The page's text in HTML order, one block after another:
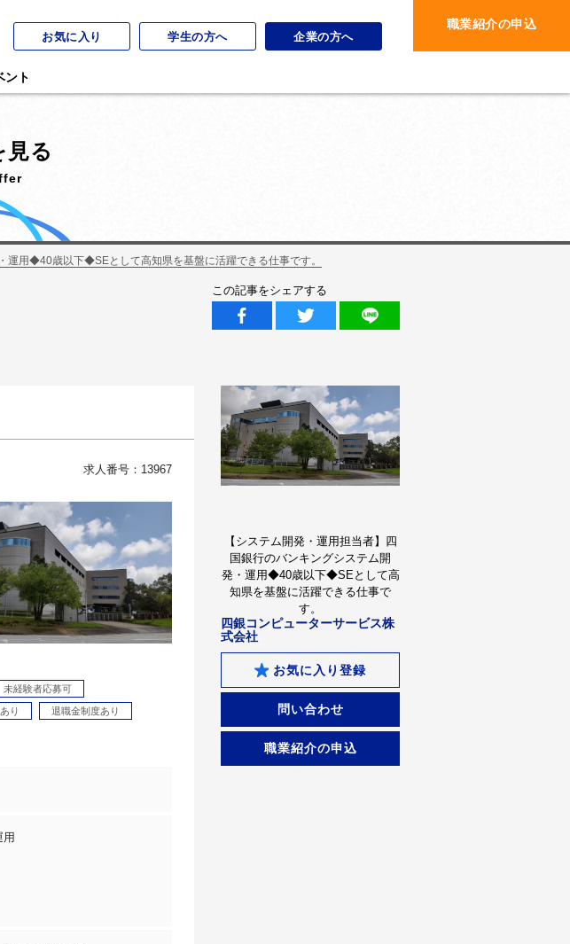
お気に入り 学生の方へ 企業の方へ
職業紹介の申込
ント
見る
運用◆40歳以下◆SEとして高知県を基盤に活躍できる仕事です。
この記事をシェアする
求人番号：13967
未経験者応募可
り 退職金制度あり
用
【システム開発・運用担当者】四
国銀行のバンキングシステム開
発・運用◆40歳以下◆SEとして高
知県を基盤に活躍できる仕事で
す。
四銀コンピューターサービス株
式会社
お気に入り登録
問い合わせ
職業紹介の申込